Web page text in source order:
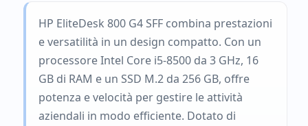
HP EliteDesk 800 G4 SFF combina prestazioni
e versatilità in un design compatto. Con un
processore Intel Core i5-8500 da 3 GHz, 16
GB di RAM e un SSD M.2 da 256 GB, offre
potenza e velocità per gestire le attività
aziendali in modo efficiente. Dotato di